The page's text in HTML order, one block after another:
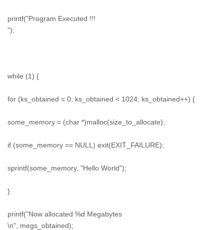
printf("Program Executed !!!
");
while (1) {
for (ks_obtained = 0; ks_obtained < 1024; ks_obtained++) {
some_memory = (char *)malloc(size_to_allocate);
if (some_memory == NULL) exit(EXIT_FAILURE);
sprintf(some_memory, "Hello World");
}
printf("Now allocated %d Megabytes
\n", megs_obtained);